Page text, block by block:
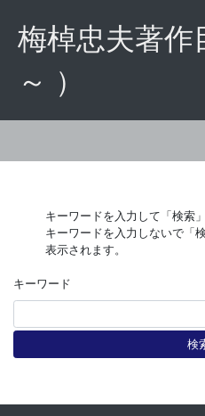
梅棹忠夫著作
～ ）
キーワードを入力して「検索
キーワードを入力しないで「
表示されます。
キーワード
検